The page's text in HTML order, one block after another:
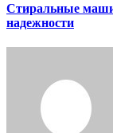
Стиральные
надежности